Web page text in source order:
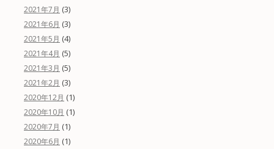
2021年7月 (3)
2021年6月 (3)
2021年5月 (4)
2021年4月 (5)
2021年3月 (5)
2021年2月 (3)
2020年12月 (1)
2020年10月 (1)
2020年7月 (1)
2020年6月 (1)